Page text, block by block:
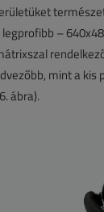
–
mint a kis
ábra).